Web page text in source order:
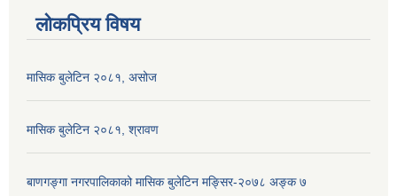
लोकप्रिय विषय
मासिक बुलेटिन २०८१, असोज
मासिक बुलेटिन २०८१, श्रावण
बाणगङ्गा नगरपालिकाको मासिक बुलेटिन मङ्सिर-२०७८ अङ्क ७